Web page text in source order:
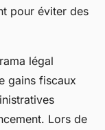
pour éviter des
légal
gains fiscaux
Lors de